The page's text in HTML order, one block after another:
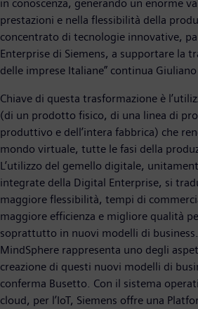
in conoscenza, generando un enorme
prestazioni e nella flessibilità della
concentrato di tecnologie innovative,
Enterprise di Siemens, a supportare la
delle imprese Italiane” continua Giuliano
Chiave di questa trasformazione è
(di un prodotto fisico, di una linea di
produttivo e dell’intera fabbrica) che
mondo virtuale, tutte le fasi della
L’utilizzo del gemello digitale,
integrate della Digital Enterprise, si
maggiore flessibilità, tempi di
maggiore efficienza e migliore qualità
soprattutto in nuovi modelli di business.
MindSphere rappresenta uno degli
creazione di questi nuovi modelli di
conferma Busetto. Con il sistema
cloud, per l’IoT, Siemens offre una